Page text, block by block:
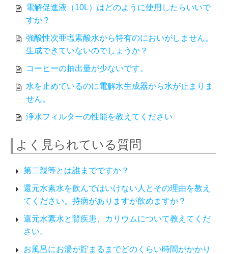
電解促進液（10L）はどのように使用したらいいで
すか？
強酸性次亜塩素酸水から特有のにおいがしません。
生成できていないのでしょうか？
コーヒーの抽出量が少ないです。
水を止めているのに電解水生成器から水が止まりま
せん。
浄水フィルターの性能を教えてください
よく見られている質問
第二親等とは誰までですか？
還元水素水を飲んではいけない人とその理由を教え
てください。持病がありますが飲めますか？
還元水素水と腎疾患、カリウムについて教えてくだ
さい。
お風呂にお湯が貯まるまでどのくらい時間がかかり